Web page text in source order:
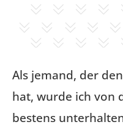
Als jemand, der
hat, wurde ich von
bestens